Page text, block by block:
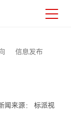
信息发布
来源： 标派视